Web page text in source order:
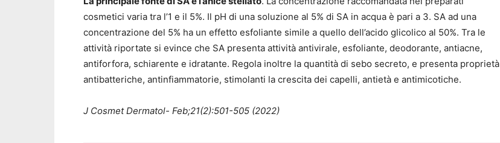
cosmetici varia tra l’1 e il 5%. Il pH di una soluzione al 5% di SA in acqua è pari a 3. SA ad una
concentrazione del 5% ha un effetto esfoliante simile a quello dell’acido glicolico al 50%. Tra le
attività riportate si evince che SA presenta attività antivirale, esfoliante, deodorante, antiacne,
antiforfora, schiarente e idratante. Regola inoltre la quantità di sebo secreto, e presenta proprietà
antibatteriche, antinfiammatorie, stimolanti la crescita dei capelli, antietà e antimicotiche.
J Cosmet Dermatol- Feb;21(2):501-505 (2022)